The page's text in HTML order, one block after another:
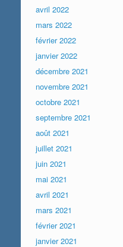
avril 2022
mars 2022
février 2022
janvier 2022
décembre 2021
novembre 2021
octobre 2021
septembre 2021
août 2021
juillet 2021
juin 2021
mai 2021
avril 2021
mars 2021
février 2021
janvier 2021